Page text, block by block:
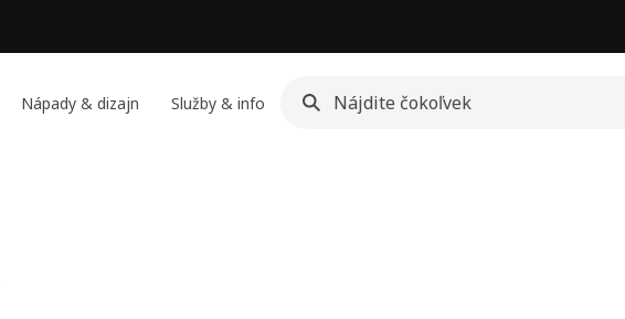
Nápady & dizajn Služby & info